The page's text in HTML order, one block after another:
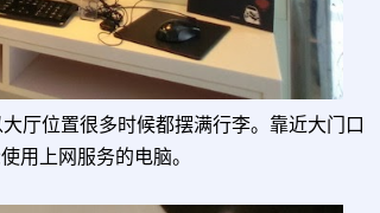
厅位置很多时候都摆满行李。靠近大门口
用上网服务的电脑。